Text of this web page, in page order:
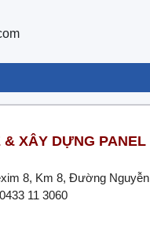
XÂY DỰNG PANEL
Km 8, Đường Nguyễn
0433 11 3060